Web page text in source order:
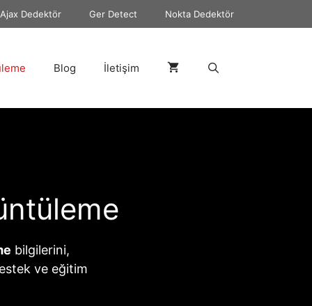
Ajax Dedektör Ger Detect Nokta Dedektör
Blog İletişim
bilgilerini,
ve eğitim